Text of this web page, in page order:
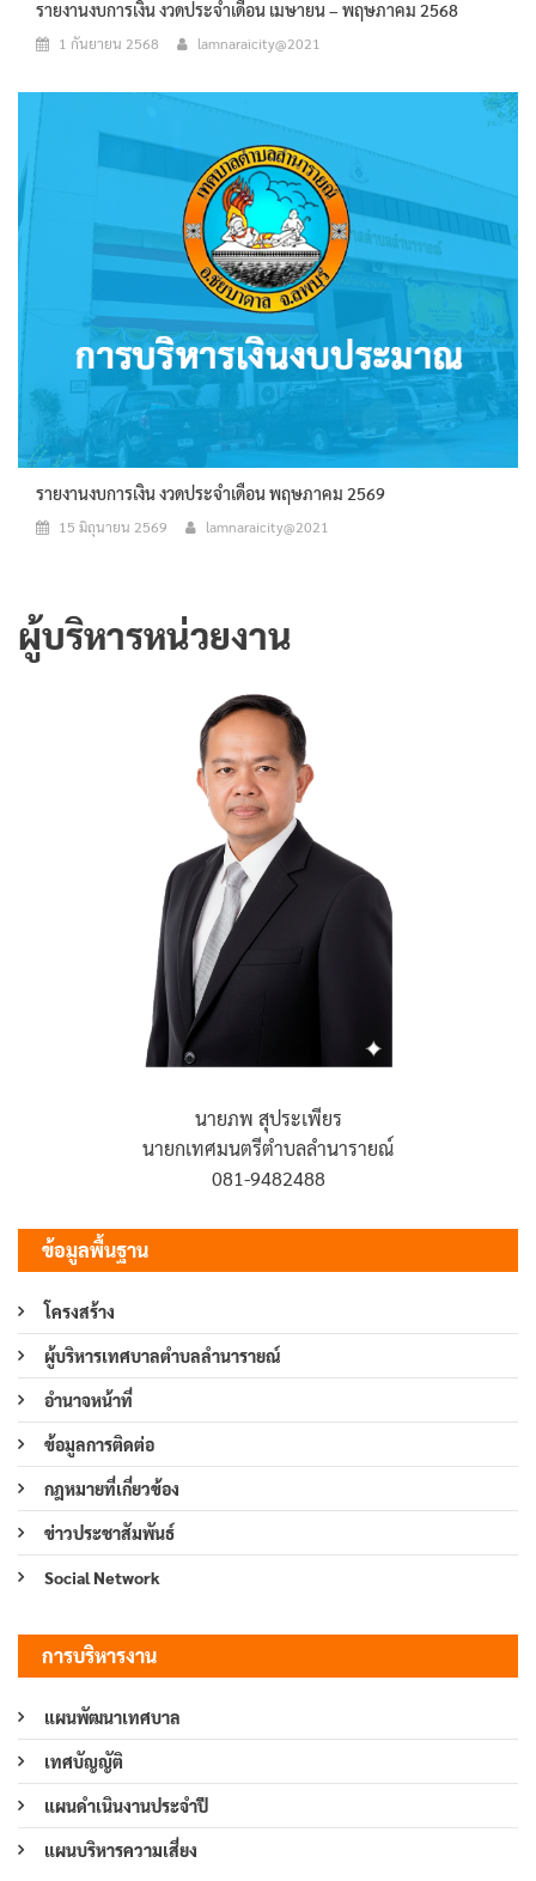
รายงานงบการเงิน งวดประจำเดือน เมษายน – พฤษภาคม 2568
1 กันยายน 2568 lamnaraicity@2021
รายงานงบการเงิน งวดประจำเดือน พฤษภาคม 2569
15 มิถุนายน 2569 lamnaraicity@2021
ผู้บริหารหน่วยงาน
นายภพ สุประเพียร
นายกเทศมนตรีตำบลลำนารายณ์
081-9482488
ข้อมูลพื้นฐาน
โครงสร้าง
ผู้บริหารเทศบาลตำบลลำนารายณ์
อำนาจหน้าที่
ข้อมูลการติดต่อ
กฎหมายที่เกี่ยวข้อง
ข่าวประชาสัมพันธ์
Social Network
การบริหารงาน
แผนพัฒนาเทศบาล
เทศบัญญัติ
แผนดำเนินงานประจำปี
แผนบริหารความเสี่ยง